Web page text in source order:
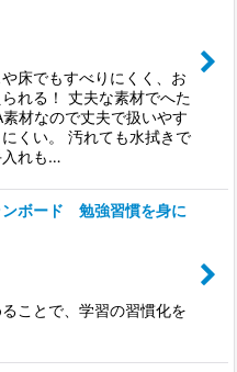
床でもすべりにくく、お
れる！ 丈夫な素材でへた
材なので丈夫で扱いやす
くい。 汚れても水拭きで
入れも…
ボード 勉強習慣を身に
ことで、学習の習慣化を